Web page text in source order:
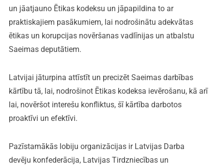
un jāatjauno Ētikas kodeksu un jāpapildina to ar
praktiskajiem pasākumiem, lai nodrošinātu adekvātas
ētikas un korupcijas novēršanas vadlīnijas un atbalstu
Saeimas deputātiem.
Latvijai jāturpina attīstīt un precizēt Saeimas darbības
kārtību tā, lai, nodrošinot Ētikas kodeksa ievērošanu, kā arī
lai, novēršot interešu konfliktus, šī kārtība darbotos
proaktīvi un efektīvi.
Pazīstamākās lobiju organizācijas ir Latvijas Darba
devēju konfederācija, Latvijas Tirdzniecības un